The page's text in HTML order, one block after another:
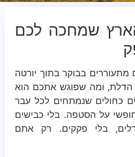
הארץ שמחכה לכם
מתעוררים בבוקר בתוך יורטה
ומה שפוגש אתכם הוא
כחולים שנמתחים לכל עבר
על הסטפה. בלי כבישים
בלי פקקים. רק אתם